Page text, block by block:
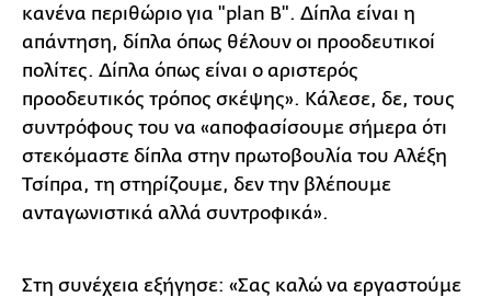
κανένα περιθώριο για "plan B". Δίπλα είναι η
απάντηση, δίπλα όπως θέλουν οι προοδευτικοί
πολίτες. Δίπλα όπως είναι ο αριστερός
προοδευτικός τρόπος σκέψης». Κάλεσε, δε, τους
συντρόφους του να «αποφασίσουμε σήμερα ότι
στεκόμαστε δίπλα στην πρωτοβουλία του Αλέξη
Τσίπρα, τη στηρίζουμε, δεν την βλέπουμε
ανταγωνιστικά αλλά συντροφικά».
Στη συνέχεια εξήγησε: «Σας καλώ να εργαστούμε